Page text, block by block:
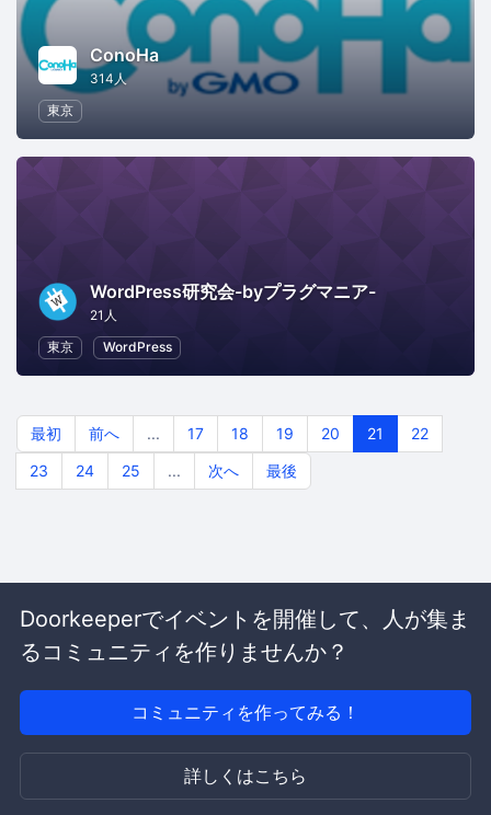
ConoHa
314人
東京
WordPress研究会-byプラグマニア-
21人
東京
WordPress
最初 前へ ... 17 18 19 20 21
22
23
24 25 ... 次へ 最後
Doorkeeperでイベントを開催して、人が集ま
るコミュニティを作りませんか？
コミュニティを作ってみる！
詳しくはこちら